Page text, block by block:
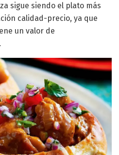
sigue siendo el plato más
calidad-precio, ya que
un valor de